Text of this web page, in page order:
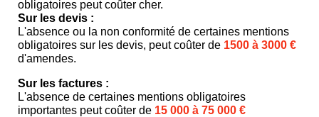
obligatoires peut coûter cher.
Sur les devis :
L'absence ou la non conformité de certaines mentions
obligatoires sur les devis, peut coûter de 1500 à 3000 €
d'amendes.
Sur les factures :
L'absence de certaines mentions obligatoires
importantes peut coûter de 15 000 à 75 000 €